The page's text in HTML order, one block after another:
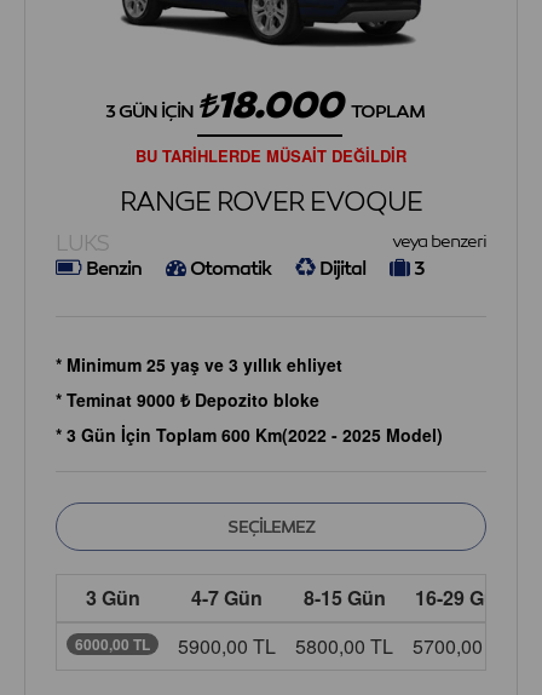
3 GÜN İÇIN 18.000 TOPLAM
BU TARİHLERDE MÜSAİT DEĞİLDİR
RANGE ROVER EVOQUE
LUKS veya benzeri
Benzin Otomatik Dijital 3
* Minimum 25 yaş ve 3 yıllık ehliyet
* Teminat 9000 ₺ Depozito bloke
* 3 Gün İçin Toplam 600 Km(2022 - 2025 Model)
3 Gün 4-7 Gün 8-15 Gün 16-29 Gün
6000,00 TL 5900,00 TL 5800,00 TL 5700,00 TL